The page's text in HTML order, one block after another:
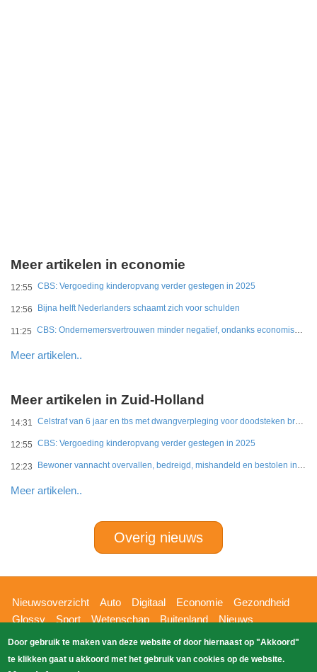
Meer artikelen in economie
12:55 CBS: Vergoeding kinderopvang verder gestegen in 2025
12:56 Bijna helft Nederlanders schaamt zich voor schulden
11:25 CBS: Ondernemersvertrouwen minder negatief, ondanks economische onzekerheid
Meer artikelen..
Meer artikelen in Zuid-Holland
14:31 Celstraf van 6 jaar en tbs met dwangverpleging voor doodsteken broer in Gouda
12:55 CBS: Vergoeding kinderopvang verder gestegen in 2025
12:23 Bewoner vannacht overvallen, bedreigd, mishandeld en bestolen in Leidschendam
Meer artikelen..
Overig nieuws
Hoofdnavigatie
Nieuwsoverzicht Auto Digitaal Economie
Gezondheid
Glossy
Sport Wetenschap Buitenland
Nieuws
Bizzpress
Blik op 112 Provincies
Weekoverzicht
Zoeken
Copyright Blik Op Nieuws 2026gehost
Door gebruik te maken van deze website of door hiernaast op "Akkoord"
te klikken gaat u akkoord met het gebruik van cookies op de website.